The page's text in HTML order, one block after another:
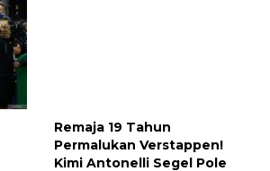
Remaja 19 Tahun
Permalukan Verstappen!
Kimi Antonelli Segel Pole